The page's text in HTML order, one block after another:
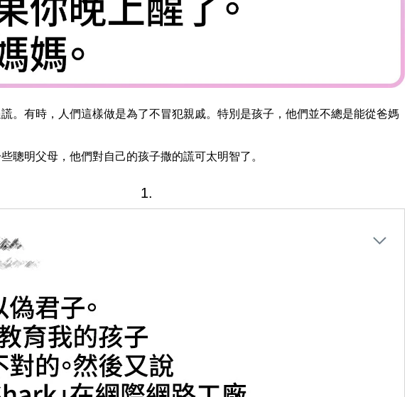
。有時，人們這樣做是為了不冒犯親戚。特別是孩子，他們並不總是能從爸媽
聰明父母，他們對自己的孩子撒的謊可太明智了。
1.